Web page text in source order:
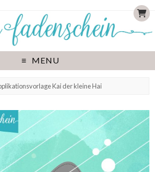
MENU
Kai der kleine Hai